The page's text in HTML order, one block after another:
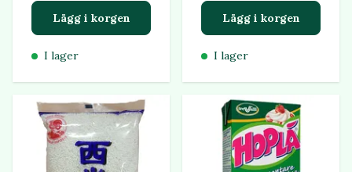
Lägg i korgen
I lager
Lägg i korgen
I lager